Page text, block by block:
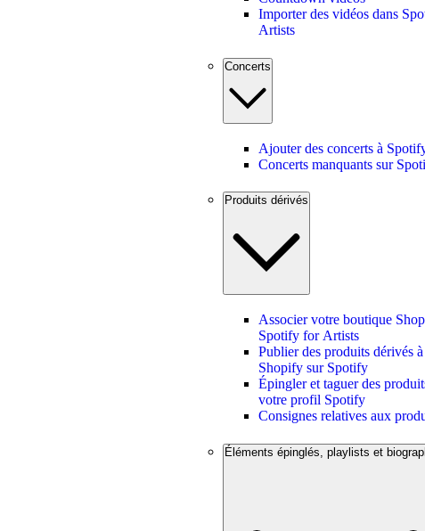
Importer des vidéos dans
Artists
Concerts
Ajouter des concerts à
Concerts manquants sur
Produits dérivés
Associer votre boutique
Spotify for Artists
Publier des produits dérivés
Shopify sur Spotify
Épingler et taguer des
votre profil Spotify
Consignes relatives aux
Éléments épinglés, playlists et